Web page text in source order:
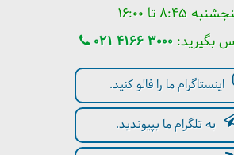
۸:۴۵ تا ۱۶:۰۰
بگیرید: 021 4166 3000
اینستاگرام ما را فالو کنید.
به تلگرام ما بپیوندید.